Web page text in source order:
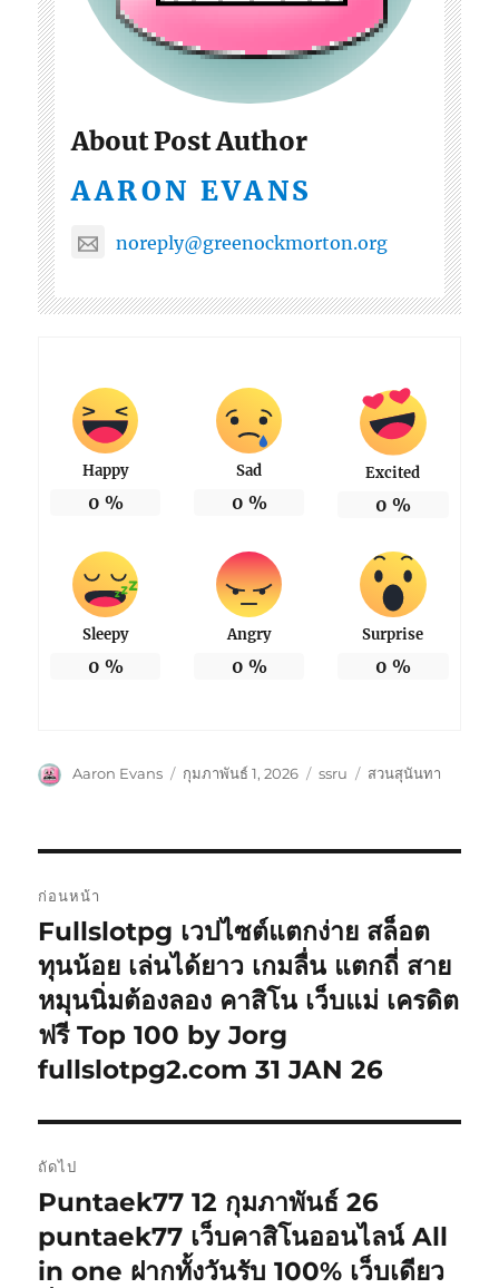
About Post Author
AARON EVANS
noreply@greenockmorton.org
Happy
0 %
Sad
0 %
Excited
0 %
Sleepy
0 %
Angry
0 %
Surprise
0 %
ผู้Aaron Evans
เขียน
กุมภาพันธ์ 1, 2026
หมวด
ssru
ป้าย
สวนสุนันทา
เรื่อง
ก่อนหน้า
เรื่อง
ก่อน
หน้า:
Fullslotpg เวปไซต์แตกง่าย สล็อต
ทุนน้อย เล่นได้ยาว เกมลื่น แตกถี่ สาย
หมุนนิ่มต้องลอง คาสิโน เว็บแม่ เครดิต
ฟรี Top 100 by Jorg
fullslotpg2.com 31 JAN 26
ถัดไป
เรื่อง
ต่อ
ไป:
Puntaek77 12 กุมภาพันธ์ 26
puntaek77 เว็บคาสิโนออนไลน์ All
in one ฝากทั้งวันรับ 100% เว็บเดียว